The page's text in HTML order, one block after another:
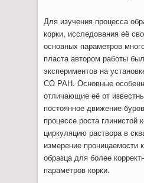
Для изучения процесса
корки, исследования её
основных параметров
пласта автором работы
экспериментов на
СО РАН. Основные
отличающие её от
постоянное движение
процессе роста
циркуляцию раствора в
измерение проницаемости
образца для более
параметров корки.